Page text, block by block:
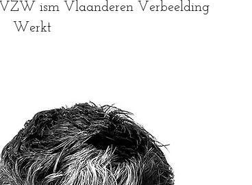
ism Vlaanderen Verbeelding
Werkt